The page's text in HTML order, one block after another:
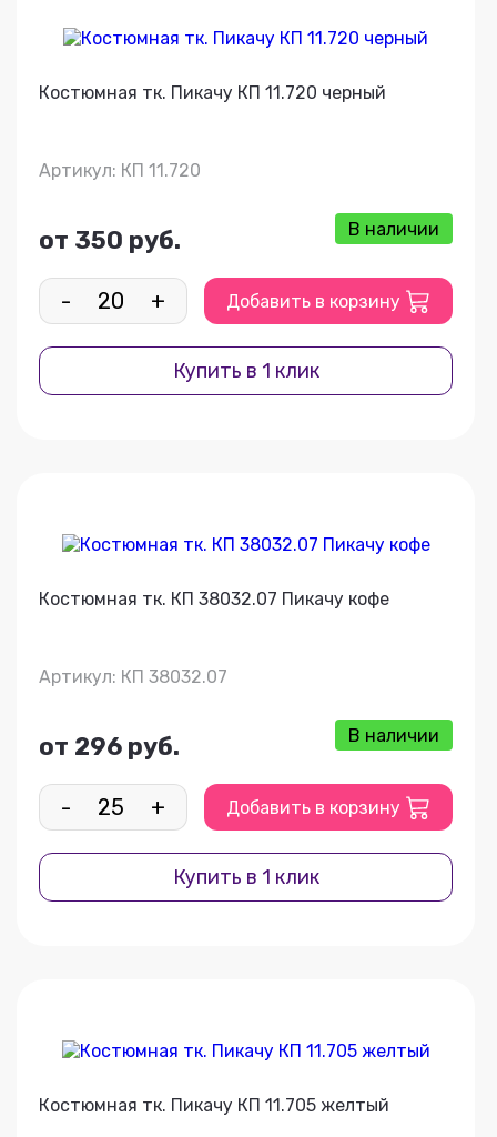
Костюмная тк. Пикачу КП 11.720 черный
Артикул: КП 11.720
от 350 руб. В наличии
- + Добавить в корзину
Купить в 1 клик
Костюмная тк. КП 38032.07 Пикачу кофе
Артикул: КП 38032.07
от 296 руб. В наличии
- + Добавить в корзину
Купить в 1 клик
Костюмная тк. Пикачу КП 11.705 желтый